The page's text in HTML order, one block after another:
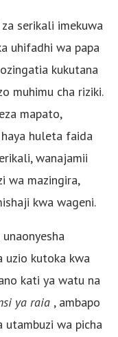
serikali imekuwa
uhifadhi wa papa
kukutana
muhimu cha riziki.
mapato,
huleta faida
wanajamii
wa mazingira,
kwa wageni.
uzio kutoka kwa
kati ya watu na
ya raia , ambapo
utambuzi wa picha